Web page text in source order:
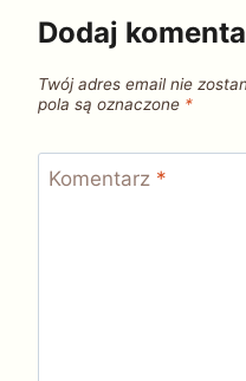
Dodaj
Twój adres email nie
pola są oznaczone *
Komentarz *